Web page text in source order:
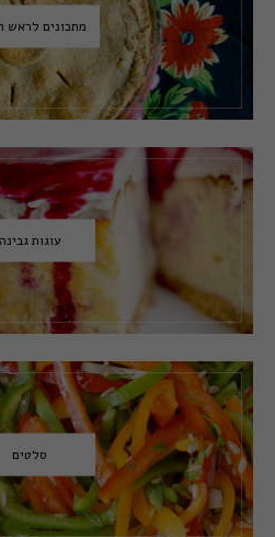
מתכונים לראש
עוגות גבינה
סלטים